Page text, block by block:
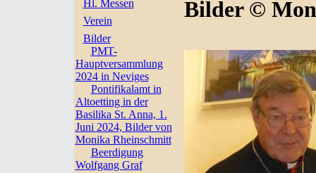
Hl. Messen
Verein
Bilder
PMT-
Hauptversammlung
2024 in Neviges
Pontifikalamt in
Altoetting in der
Basilika St. Anna, 1.
Juni 2024, Bilder von
Monika Rheinschmitt
Beerdigung
Wolfgang Graf
Bilder ©